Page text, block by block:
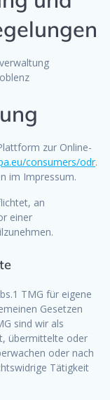
zur Online-
consumers/odr.
im Impressum.
an
einer
TMG für eigene
Gesetzen
sind wir als
übermittelte oder
oder nach
Tätigkeit